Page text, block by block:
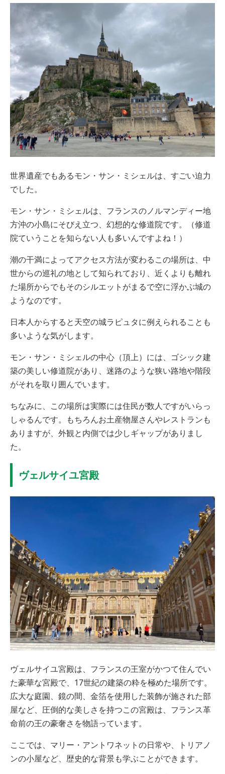
世界遺産でもあるモン・サン・ミシェルは、すごい迫力
でした。
モン・サン・ミシェルは、フランスのノルマンディー地
方沖の小島にそびえ立つ、幻想的な修道院です。（修道
院ていうことを知らない人も多いんですよね！）
潮の干満によってアクセス方法が変わるこの場所は、中
世からの巡礼の地として知られており、近くよりも離れ
た場所からでもそのシルエットがまるで空に浮かぶ城の
ようなのです。
日本人からすると天空の城ラピュタに例えられることも
多いような気がします。
モン・サン・ミシェルの中心（頂上）には、ゴシック建
築の美しい修道院があり、迷路のような狭い路地や階段
がそれを取り囲んでいます。
ちなみに、この場所は実際には住民が数人ですがいらっ
しゃるんです。もちろんお土産物屋さんやレストランも
ありますが、外観と内側では少しギャップがありまし
た。
ヴェルサイユ宮殿
ヴェルサイユ宮殿は、フランスの王室がかつて住んでい
た豪華な宮殿で、17世紀の建築の粋を極めた場所です。
広大な庭園、鏡の間、金箔を使用した装飾が施された部
屋など、圧倒的な美しさを持つこの宮殿は、フランス革
命前の王の豪奢さを物語っています。
ここでは、マリー・アントワネットの日常や、トリアノ
ンの小屋など、歴史的な背景も学ぶことができます。